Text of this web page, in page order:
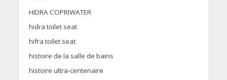
HIDRA COPRIWATER
hidra toilet seat
hifra toilet seat
histoire de la salle de bains
histoire ultra-centenaire